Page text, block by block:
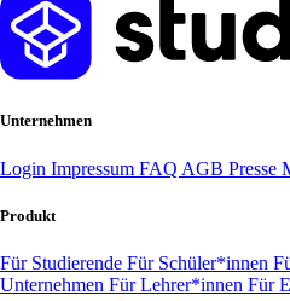
Unternehmen
Login Impressum FAQ AGB Presse
Produkt
Für Studierende Für Schüler*innen
Unternehmen Für Lehrer*innen Für